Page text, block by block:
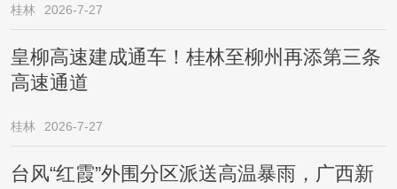
桂林 2026-7-27
皇柳高速建成通车！桂林至柳州再添第三条
高速通道
桂林 2026-7-27
台风“红霞”外围分区派送高温暴雨，广西新